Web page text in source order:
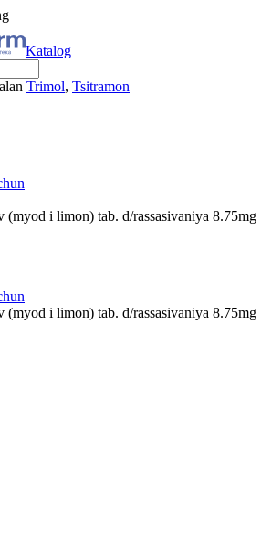
Katalog
Trimol, Tsitramon
(myod i limon) tab. d/rassasivaniya 8.75mg
(myod i limon) tab. d/rassasivaniya 8.75mg